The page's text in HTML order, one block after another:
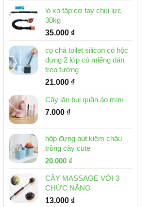
lò xo tập cơ tay chịu lực
30kg
35.000 ₫
cọ chà toilet silicon có hộc
đựng 2 lớp có miếng dán
treo tường
21.000 ₫
Cây lăn bụi quần áo mini
7.000 ₫
hộp đựng bút kiêm chậu
trồng cây cute
Giá
là:
30.000 ₫.
20.000 ₫
tại
là:
20.000 ₫.
CÂY MASSAGE VỚI 3
CHỨC NĂNG
13.000 ₫